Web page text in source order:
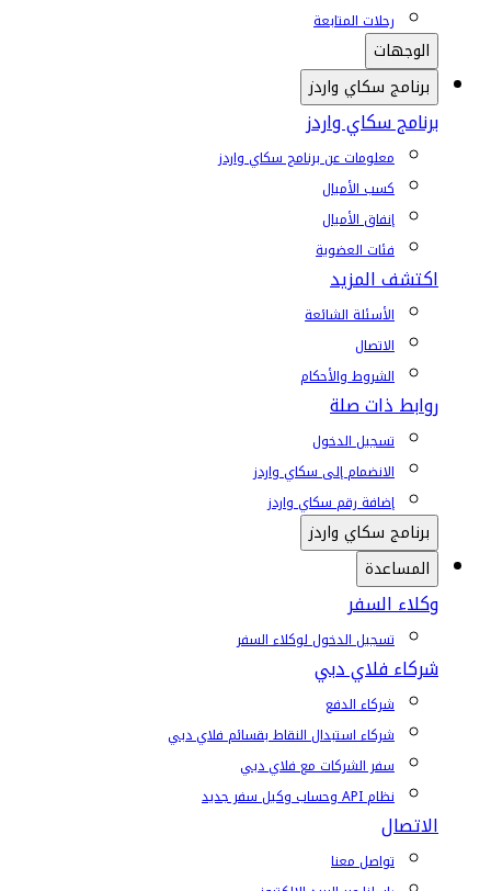
رحلات المتابعة
الوجهات
برنامج سكاي واردز
برنامج سكاي واردز
معلومات عن برنامج سكاي واردز
كسب الأميال
إنفاق الأميال
فئات العضوية
اكتشف المزيد
الأسئلة الشائعة
الاتصال
الشروط والأحكام
روابط ذات صلة
تسجيل الدخول
الانضمام إلى سكاي واردز
إضافة رقم سكاي واردز
برنامج سكاي واردز
المساعدة
وكلاء السفر
تسجيل الدخول لوكلاء السفر
شركاء فلاي دبي
شركاء الدفع
شركاء استبدال النقاط بقسائم فلاي دبي
سفر الشركات مع فلاي دبي
نظام API وحساب وكيل سفر جديد
الاتصال
تواصل معنا